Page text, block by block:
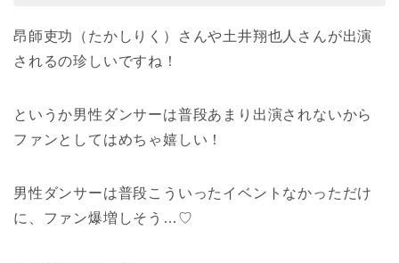
昂師吏功（たかしりく）さんや土井翔也人さんが出演
されるの珍しいですね！
というか男性ダンサーは普段あまり出演されないから
ファンとしてはめちゃ嬉しい！
男性ダンサーは普段こういったイベントなかっただけ
に、ファン爆増しそう…♡